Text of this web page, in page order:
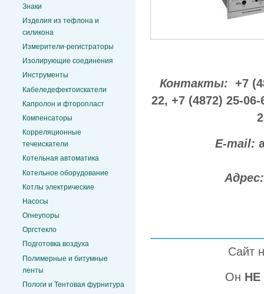
Знаки
Изделия из тефлона и
силикона
Измерители-регистраторы
Изолирующие соединения
Инструменты
Кабеледефектоискатели
Капролон и фторопласт
Компенсаторы
Корреляционные
течеискатели
Котельная автоматика
Котельное оборудование
Котлы электрические
Насосы
Огнеупоры
Оргстекло
Подготовка воздуха
Полимерные и битумные
ленты
Пологи и Тентовая фурнитура
Контакты: +7
22, +7 (4872) 25-
E-mail:
Сайт
Он НЕ